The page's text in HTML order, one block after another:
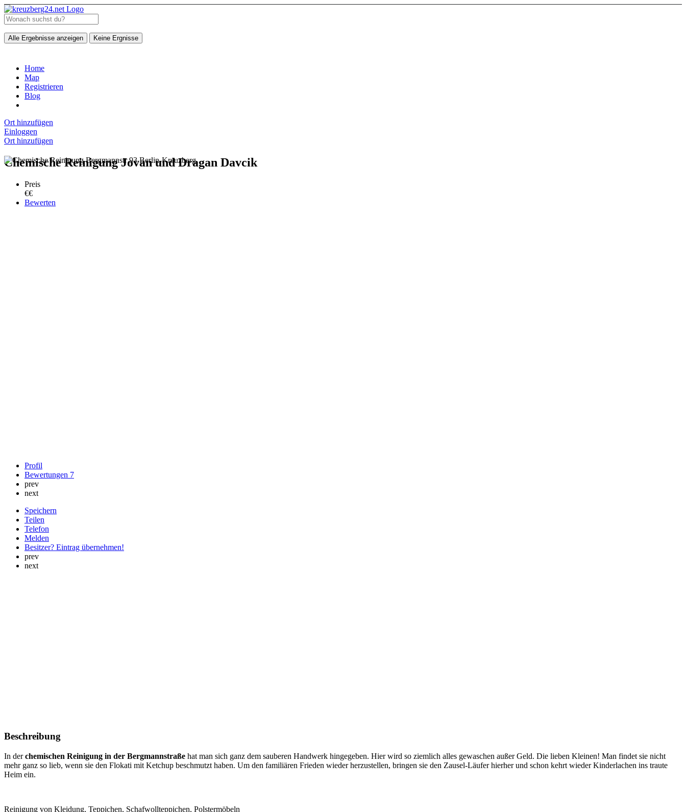
Alle Ergebnisse anzeigen Keine Ergnisse
Home
Map
Registrieren
Blog
Ort hinzufügen
Einloggen
Ort hinzufügen
Chemische Reinigung Jovan und Dragan Davcik
Preis
€€
Bewerten
Profil
Bewertungen 7
prev
next
Speichern
Teilen
Telefon
Melden
Besitzer? Eintrag übernehmen!
prev
next
Beschreibung
In derchemischen Reinigung in der Bergmannstraße hat man sich ganz dem sauberen Handwerk hingegeben. Hier wird so ziemlich alles gewaschen außer Geld. Die lieben Kleinen! Man findet sie nicht
mehr ganz so lieb, wenn sie den Flokati mit Ketchup beschmutzt haben. Um den familiären Frieden wieder herzustellen, bringen sie den Zausel-Läufer hierher und schon kehrt wieder Kinderlachen ins traute
Heim ein.
Reinigung von Kleidung, Teppichen, Schafwollteppichen, Polstermöbeln